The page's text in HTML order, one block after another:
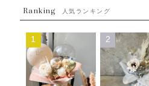
ムーンリットバルーン
コンフェッティバルーン
フリンジバルーン
開店・周年祝い
発表会・劇場
発送について
Q&A
メッセージカード・電報について
オーダーメイドについて
Ranking 人気ランキング
1 2